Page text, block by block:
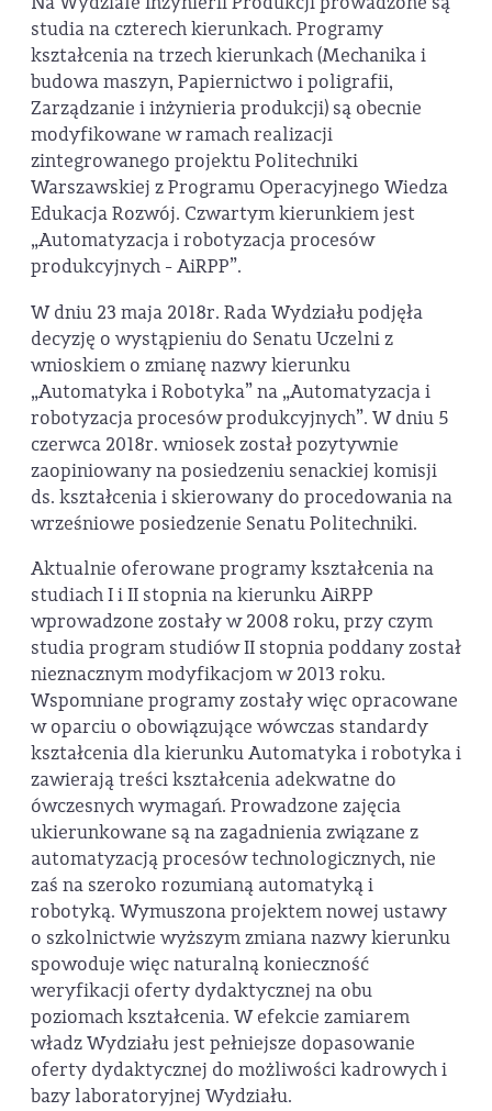
studia na czterech kierunkach. Programy
kształcenia na trzech kierunkach (Mechanika i
budowa maszyn, Papiernictwo i poligrafii,
Zarządzanie i inżynieria produkcji) są obecnie
modyfikowane w ramach realizacji
zintegrowanego projektu Politechniki
Warszawskiej z Programu Operacyjnego Wiedza
Edukacja Rozwój. Czwartym kierunkiem jest
„Automatyzacja i robotyzacja procesów
produkcyjnych - AiRPP”.
W dniu 23 maja 2018r. Rada Wydziału podjęła
decyzję o wystąpieniu do Senatu Uczelni z
wnioskiem o zmianę nazwy kierunku
„Automatyka i Robotyka” na „Automatyzacja i
robotyzacja procesów produkcyjnych”. W dniu 5
czerwca 2018r. wniosek został pozytywnie
zaopiniowany na posiedzeniu senackiej komisji
ds. kształcenia i skierowany do procedowania na
wrześniowe posiedzenie Senatu Politechniki.
Aktualnie oferowane programy kształcenia na
studiach I i II stopnia na kierunku AiRPP
wprowadzone zostały w 2008 roku, przy czym
studia program studiów II stopnia poddany został
nieznacznym modyfikacjom w 2013 roku.
Wspomniane programy zostały więc opracowane
w oparciu o obowiązujące wówczas standardy
kształcenia dla kierunku Automatyka i robotyka i
zawierają treści kształcenia adekwatne do
ówczesnych wymagań. Prowadzone zajęcia
ukierunkowane są na zagadnienia związane z
automatyzacją procesów technologicznych, nie
zaś na szeroko rozumianą automatyką i
robotyką. Wymuszona projektem nowej ustawy
o szkolnictwie wyższym zmiana nazwy kierunku
spowoduje więc naturalną konieczność
weryfikacji oferty dydaktycznej na obu
poziomach kształcenia. W efekcie zamiarem
władz Wydziału jest pełniejsze dopasowanie
oferty dydaktycznej do możliwości kadrowych i
bazy laboratoryjnej Wydziału.